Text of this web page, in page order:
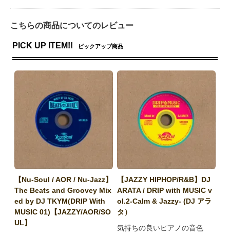
こちらの商品についてのレビュー
PICK UP ITEM!! ピックアップ商品
【Nu-Soul / AOR / Nu-Jazz】
The Beats and Groovey Mix
ed by DJ TKYM(DRIP With
MUSIC 01)【JAZZY/AOR/SO
UL】
【JAZZY HIPHOP/R&B】DJ
ARATA / DRIP with MUSIC v
ol.2-Calm & Jazzy- (DJ アラ
タ）
気持ちの良いピアノの音色